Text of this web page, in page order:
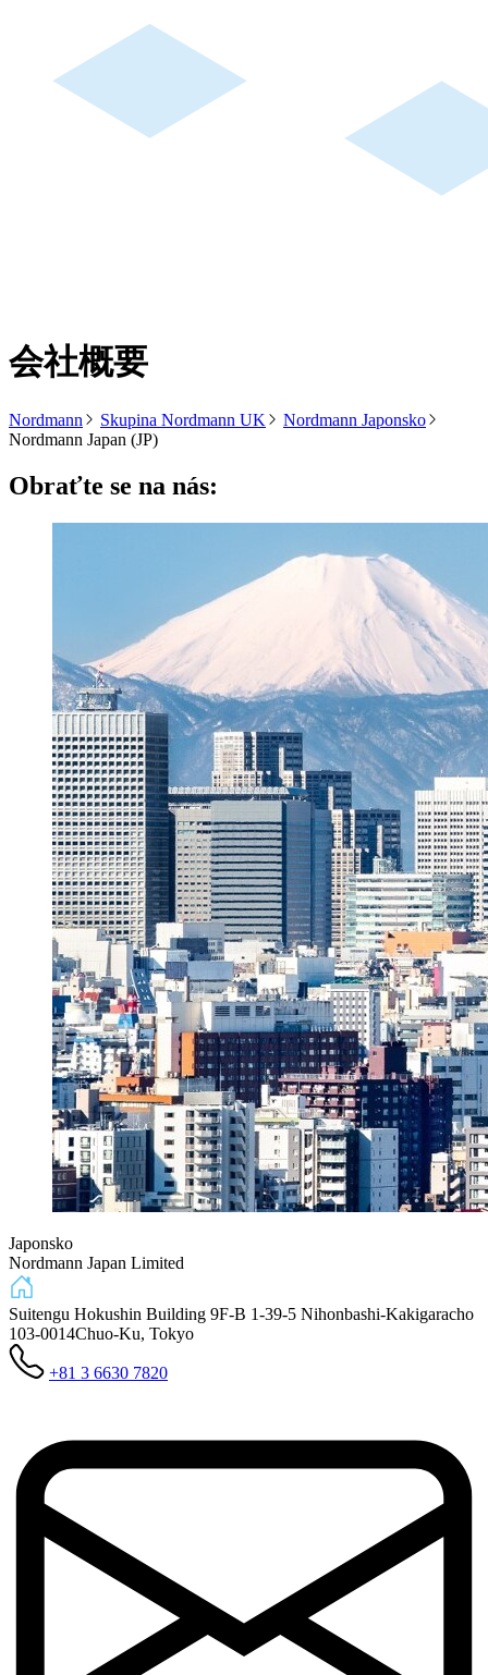
会社概要
Nordmann Skupina Nordmann UK
Nordmann Japonsko
Nordmann Japan (JP)
Obraťte se na nás:
Japonsko
Nordmann Japan Limited
Suitengu Hokushin Building 9F-B 1-39-5 Nihonbashi-Kakigaracho
103-0014Chuo-Ku, Tokyo
+81 3 6630 7820